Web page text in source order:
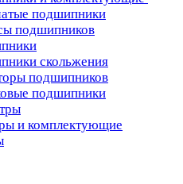
подшипники
подшипников
скольжения
подшипников
подшипники
и комплектующие